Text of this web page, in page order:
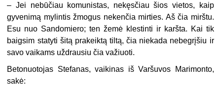
– Jei nebūčiau komunistas, nekęsčiau šios vietos, kaip
gyvenimą mylintis žmogus nekenčia mirties. Aš čia mirštu.
Esu nuo Sandomiero; ten žemė klestinti ir karšta. Kai tik
baigsim statyti šitą prakeiktą tiltą, čia niekada nebegrįšiu ir
savo vaikams uždrausiu čia važiuoti.
Betonuotojas Stefanas, vaikinas iš Varšuvos Marimonto,
sakė: